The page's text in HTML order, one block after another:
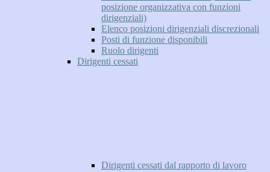
posizione organizzativa con funzioni
dirigenziali)
Elenco posizioni dirigenziali discrezionali
Posti di funzione disponibili
Ruolo dirigenti
Dirigenti cessati
Dirigenti cessati dal rapporto di lavoro